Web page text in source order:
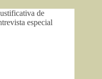
de
especial